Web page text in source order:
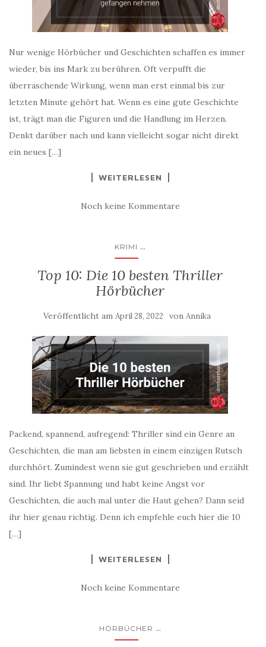
Nur wenige Hörbücher und Geschichten schaffen es immer
wieder, bis ins Mark zu berühren. Oft verpufft die
überraschende Wirkung, wenn man erst einmal bis zur
letzten Minute gehört hat. Wenn es eine gute Geschichte
ist, trägt man die Figuren und die Handlung im Herzen.
Denkt darüber nach und kann vielleicht sogar nicht direkt
ein neues […]
WEITERLESEN
Noch keine Kommentare
KRIMI ...
Top 10: Die 10 besten Thriller
Hörbücher
Veröffentlicht am April 28, 2022 von Annika
Packend, spannend, aufregend: Thriller sind ein Genre an
Geschichten, die man am liebsten in einem einzigen Rutsch
durchhört. Zumindest wenn sie gut geschrieben und erzählt
sind. Ihr liebt Spannung und habt keine Angst vor
Geschichten, die auch mal unter die Haut gehen? Dann seid
ihr hier genau richtig. Denn ich empfehle euch hier die 10
[…]
WEITERLESEN
Noch keine Kommentare
HÖRBÜCHER ...